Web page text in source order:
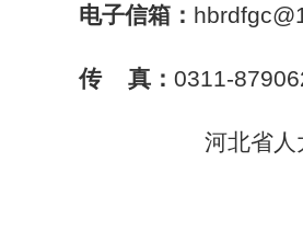
电子信箱：
传 真： 0311-
河北省人大常